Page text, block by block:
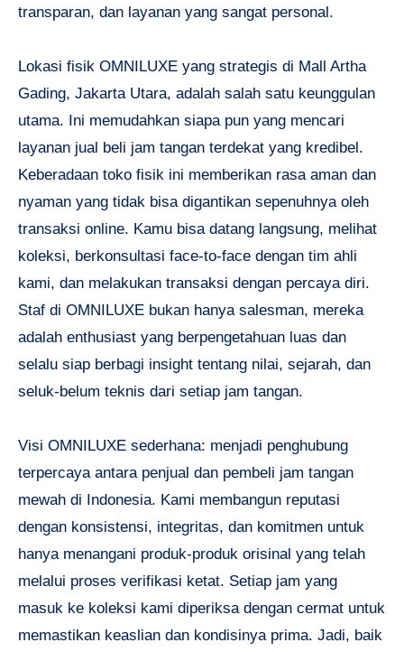
transparan, dan layanan yang sangat personal.
Lokasi fisik OMNILUXE yang strategis di Mall Artha
Gading, Jakarta Utara, adalah salah satu keunggulan
utama. Ini memudahkan siapa pun yang mencari
layanan jual beli jam tangan terdekat yang kredibel.
Keberadaan toko fisik ini memberikan rasa aman dan
nyaman yang tidak bisa digantikan sepenuhnya oleh
transaksi online. Kamu bisa datang langsung, melihat
koleksi, berkonsultasi face-to-face dengan tim ahli
kami, dan melakukan transaksi dengan percaya diri.
Staf di OMNILUXE bukan hanya salesman, mereka
adalah enthusiast yang berpengetahuan luas dan
selalu siap berbagi insight tentang nilai, sejarah, dan
seluk-belum teknis dari setiap jam tangan.
Visi OMNILUXE sederhana: menjadi penghubung
terpercaya antara penjual dan pembeli jam tangan
mewah di Indonesia. Kami membangun reputasi
dengan konsistensi, integritas, dan komitmen untuk
hanya menangani produk-produk orisinal yang telah
melalui proses verifikasi ketat. Setiap jam yang
masuk ke koleksi kami diperiksa dengan cermat untuk
memastikan keaslian dan kondisinya prima. Jadi, baik